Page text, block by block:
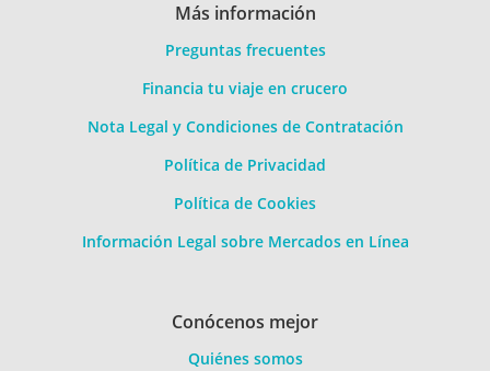
Más información
Preguntas frecuentes
Financia tu viaje en crucero
Nota Legal y Condiciones de Contratación
Política de Privacidad
Política de Cookies
Información Legal sobre Mercados en Línea
Conócenos mejor
Quiénes somos